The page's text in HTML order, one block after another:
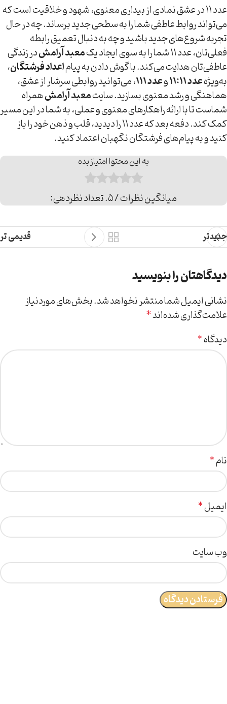
عدد ۱۱ در عشق نمادی از بیداری معنوی، شهود و خلاقیت است که
می‌تواند روابط عاطفی شما را به سطحی جدید برساند. چه در حال
تجربه شروع‌های جدید باشید و چه به دنبال تعمیق رابطه
فعلی‌تان، عدد ۱۱ شما را به سوی ایجاد یک معبد آرامشدر زندگی
عاطفی‌تان هدایت می‌کند. با گوش دادن به پیاماعداد فرشتگان،
به‌ویژهعدد ۱۱:۱۱ وعدد ۱۱۱ ، می‌توانید روابطی سرشار از عشق،
هماهنگی و رشد معنوی بسازید. سایتمعبد آرامشهمراه
شماست تا با ارائه راهکارهای معنوی و عملی، به شما در این مسیر
کمک کند. دفعه بعد که عدد ۱۱ را دیدید، قلب و ذهن خود را باز
کنید و به پیام‌های فرشتگان نگهبان اعتماد کنید.
به این محتوا امتیاز بده
میانگین نظرات/ 5. تعداد نظردهی:
جدیدتر قدیمی تر
دیدگاهتان را بنویسید
نشانی ایمیل شما منتشر نخواهد شد.بخش‌های موردنیاز
علامت‌گذاری شده‌اند*
دیدگاه*
نام*
ایمیل*
وب‌ سایت